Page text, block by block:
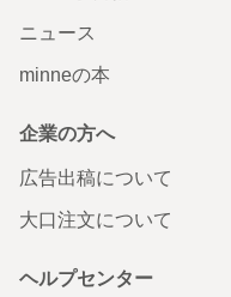
ニュース
minneの本
企業の方へ
広告出稿について
大口注文について
ヘルプセンター